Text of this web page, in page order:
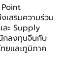
เสริมความร่วม
ะ Supply
กลงทุนจีนกับ
ทยและภูมิภาค